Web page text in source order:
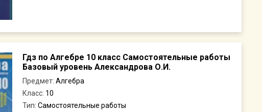
Гдз по Алгебре 10 класс Самостоятельные работы
Базовый уровень Александрова О.И.
Предмет: Алгебра
Класс: 10
Тип: Самостоятельные работы